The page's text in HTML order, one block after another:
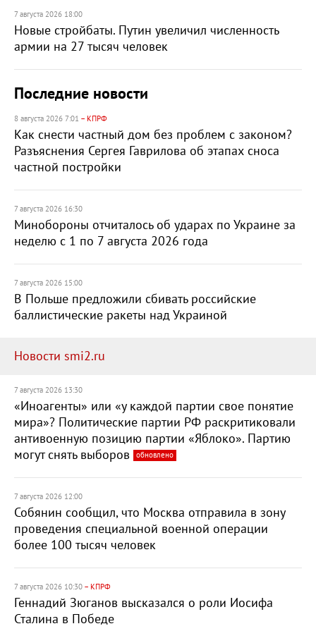
7 августа 2026 18:00
Новые стройбаты. Путин увеличил численность
армии на 27 тысяч человек
Последние новости
8 августа 2026 7:01 – КПРФ
Как снести частный дом без проблем с законом?
Разъяснения Сергея Гаврилова об этапах сноса
частной постройки
7 августа 2026 16:30
Минобороны отчиталось об ударах по Украине за
неделю с 1 по 7 августа 2026 года
7 августа 2026 15:00
В Польше предложили сбивать российские
баллистические ракеты над Украиной
Новости smi2.ru
7 августа 2026 13:30
«Иноагенты» или «у каждой партии свое понятие
мира»? Политические партии РФ раскритиковали
антивоенную позицию партии «Яблоко». Партию
могут снять выборов
обновлено
7 августа 2026 12:00
Собянин сообщил, что Москва отправила в зону
проведения специальной военной операции
более 100 тысяч человек
7 августа 2026 10:30 – КПРФ
Геннадий Зюганов высказался о роли Иосифа
Сталина в Победе